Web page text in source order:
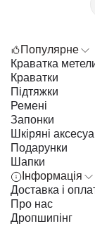
Популярне
Краватка
Краватки
Підтяжки
Ремені
Запонки
Шкіряні
Подарунки
Шапки
Інформація
Доставка і
Про нас
Дропшипінг